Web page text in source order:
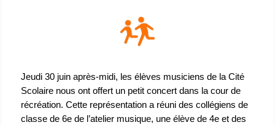
Jeudi 30 juin après-midi, les élèves musiciens de la Cité
Scolaire nous ont offert un petit concert dans la cour de
récréation. Cette représentation a réuni des collégiens de
classe de 6e de l’atelier musique, une élève de 4e et des